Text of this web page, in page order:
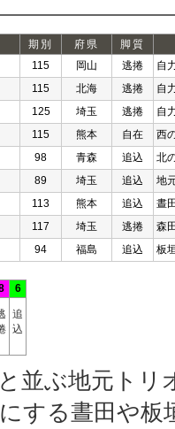
期別 府県 脚質
115 岡山 逃捲
自
115 北海 逃捲
自
125 埼玉 逃捲 自
115 熊本 自在
西
98 青森 追込 北
89 埼玉 追込
地
113 熊本 追込 晝
117 埼玉 逃捲
森
94 福島 追込 板
6
追
込
並ぶ地元トリ
する晝田や